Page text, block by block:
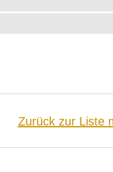
Zurück zur Liste